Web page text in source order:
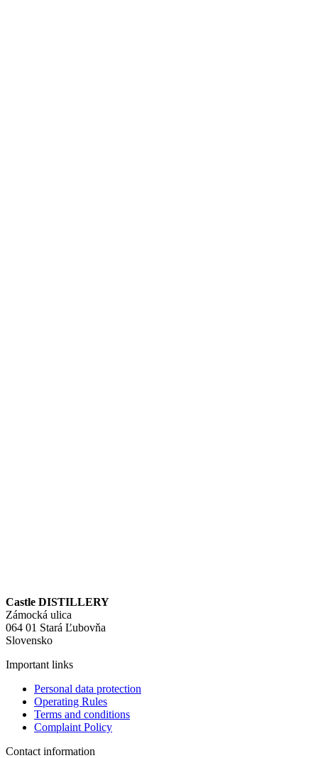
Castle DISTILLERY
Zámocká ulica
064 01 Stará Ľubovňa
Slovensko
Important links
Personal data protection
Operating Rules
Terms and conditions
Complaint Policy
Contact information